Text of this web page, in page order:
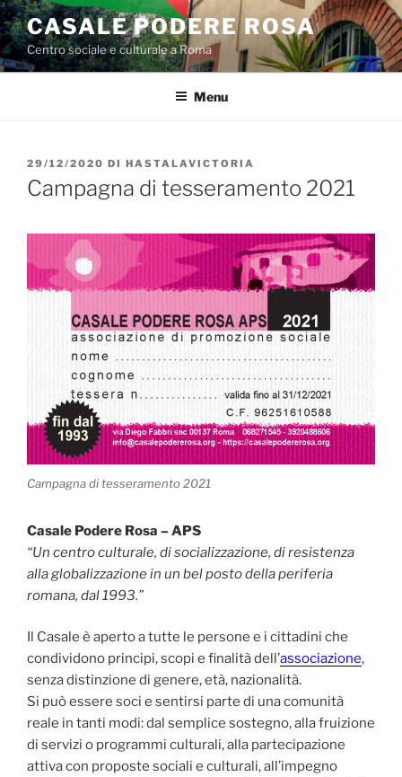
Salta
al
contenuto
CASALE PODERE ROSA
Centro sociale e culturale a Roma
Menu
PUBBLICATO
IL
29/12/2020 DI HASTALAVICTORIA
Campagna di tesseramento 2021
Campagna di tesseramento 2021
Casale Podere Rosa – APS
“Un centro culturale, di socializzazione, di resistenza
alla globalizzazione in un bel posto della periferia
romana, dal 1993.”
Il Casale è aperto a tutte le persone e i cittadini che
condividono principi, scopi e finalità dell’associazione,
senza distinzione di genere, età, nazionalità.
Si può essere soci e sentirsi parte di una comunità
reale in tanti modi: dal semplice sostegno, alla fruizione
di servizi o programmi culturali, alla partecipazione
attiva con proposte sociali e culturali, all’impegno